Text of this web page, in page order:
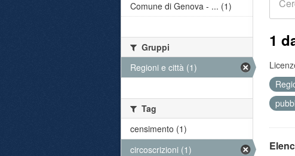
1
Comune di Genova - ... (1)
Gruppi
Regioni e città (1)
Tag
censimento (1)
circoscrizioni (1)